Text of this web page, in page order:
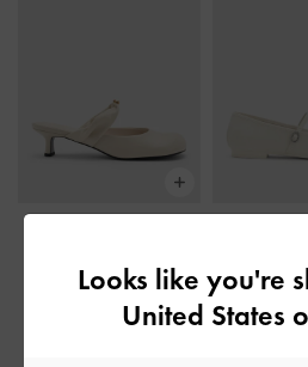
₩89,900
Looks like you're
United States